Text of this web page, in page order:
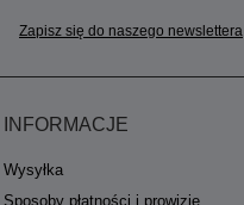
Zapisz się do naszego newslettera
INFORMACJE
Wysyłka
Sposoby płatności i prowizje